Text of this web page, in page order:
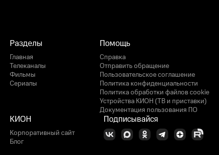
Разделы
Главная
Телеканалы
Фильмы
Сериалы
Помощь
Справка
Отправить обращение
Пользовательское соглашение
Политика конфиденциальности
Политика обработки файлов cookie
Устройства КИОН (ТВ и приставки)
Документация пользования ПО
КИОН
Корпоративный сайт
Блог
Подписывайся